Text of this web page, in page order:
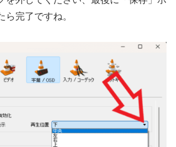
ら完了ですね。